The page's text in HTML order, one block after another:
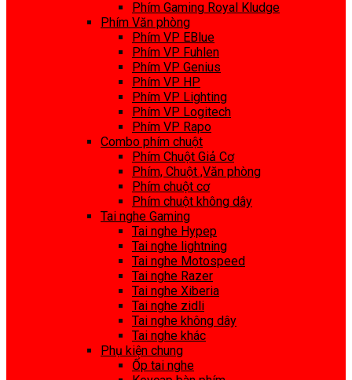
Phím Gaming Royal Kludge
Phím Văn phòng
Phím VP EBlue
Phím VP Fuhlen
Phím VP Genius
Phím VP HP
Phím VP Lighting
Phím VP Logitech
Phím VP Rapo
Combo phím chuột
Phím Chuột Giả Cơ
Phím, Chuột ,Văn phòng
Phím chuột cơ
Phím chuột không dây
Tai nghe Gaming
Tai nghe Hypep
Tai nghe lightning
Tai nghe Motospeed
Tai nghe Razer
Tai nghe Xiberia
Tai nghe zidli
Tai nghe không dây
Tai nghe khác
Phụ kiện chung
Ốp tai nghe